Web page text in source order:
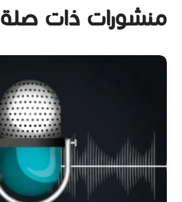
منشورات ذات صلة